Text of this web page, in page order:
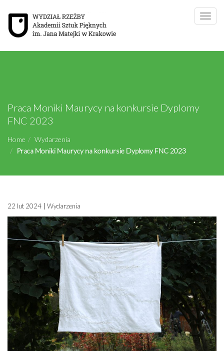
Toggle
Praca Moniki Maurycy na konkursie Dyplomy
FNC 2023
Home
Wydarzenia
Praca Moniki Maurycy na konkursie Dyplomy FNC 2023
22 lut 2024 Wydarzenia